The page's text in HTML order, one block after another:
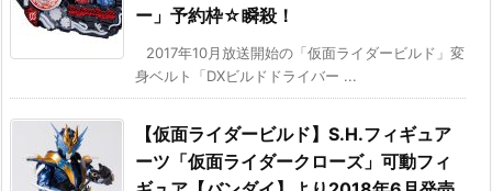
ー」予約枠☆瞬殺！
2017年10月放送開始の「仮面ライダービルド」変
身ベルト「DXビルドドライバー ...
【仮面ライダービルド】S.H.フィギュア
ーツ「仮面ライダークローズ」可動フィ